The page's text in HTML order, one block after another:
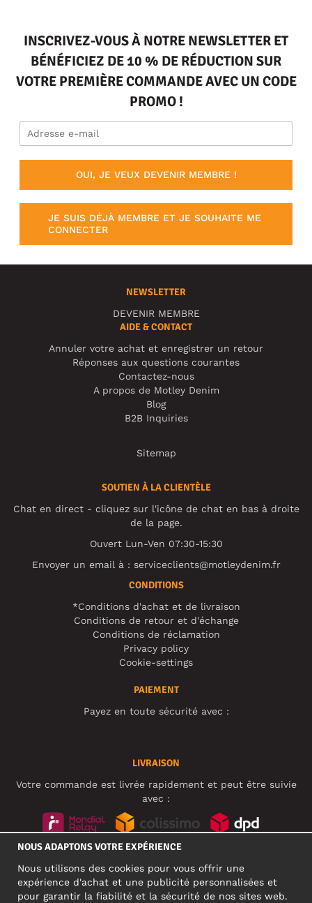
INSCRIVEZ-VOUS À NOTRE NEWSLETTER ET
BÉNÉFICIEZ DE 10 % DE RÉDUCTION SUR
VOTRE PREMIÈRE COMMANDE AVEC UN CODE
PROMO !
OUI, JE VEUX DEVENIR MEMBRE !
JE SUIS DÉJÀ MEMBRE ET JE SOUHAITE ME
CONNECTER
NEWSLETTER
DEVENIR MEMBRE
AIDE & CONTACT
Annuler votre achat et enregistrer un retour
Réponses aux questions courantes
Contactez-nous
A propos de Motley Denim
Blog
B2B Inquiries
Sitemap
SOUTIEN À LA CLIENTÈLE
Chat en direct - cliquez sur l'icône de chat en bas à droite
de la page.
Ouvert Lun-Ven 07:30-15:30
Envoyer un email à : serviceclients@motleydenim.fr
CONDITIONS
*Conditions d'achat et de livraison
Conditions de retour et d'échange
Conditions de réclamation
Privacy policy
Cookie-settings
PAIEMENT
Payez en toute sécurité avec :
LIVRAISON
Votre commande est livrée rapidement et peut être suivie
avec :
NOUS ADAPTONS VOTRE EXPÉRIENCE
Nous utilisons des cookies pour vous offrir une
expérience d'achat et une publicité personnalisées et
pour garantir la fiabilité et la sécurité de nos sites web.